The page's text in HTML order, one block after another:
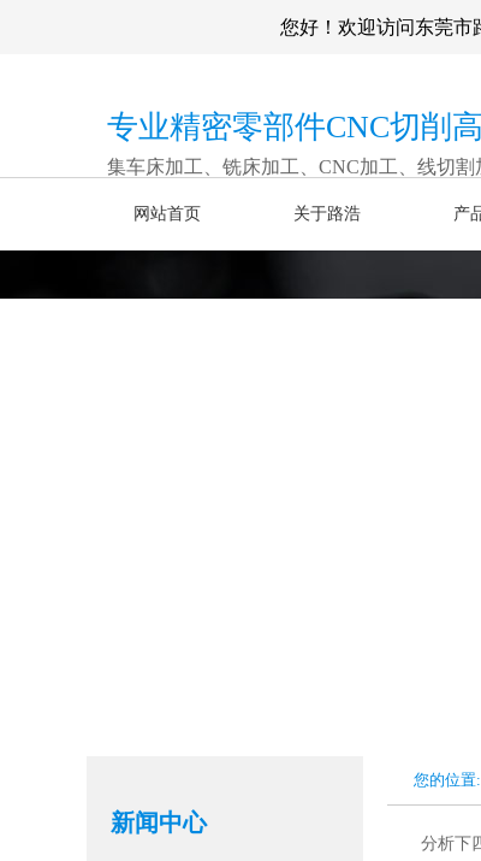
您好！欢迎访问东莞市
专业精密零部件CNC切削
集车床加工、铣床加工、CNC加工、线切
网站首页 关于路浩 产
新闻中心
您的位置:
分析下